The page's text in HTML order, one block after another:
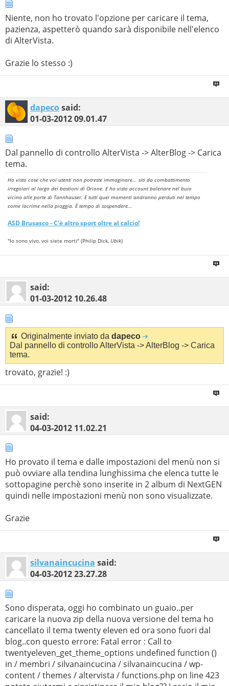
Niente, non ho trovato l'opzione per caricare il tema,
pazienza, aspetterò quando sarà disponibile nell'elenco
di AlterVista.
Grazie lo stesso :)
dapecosaid:
01-03-201209.01.47
Dal pannello di controllo AlterVista -> AlterBlog -> Carica
tema.
Ho visto cose che voi utenti non potreste immaginare... siti da combattimento
irregolari al largo dei bastioni di Orione. E ho visto account balenare nel buio
vicino alle porte di Tannhauser. E tutti quei momenti andranno perduti nel tempo
come lacrime nella pioggia. È tempo di sospendere...
ASD Brusasco- C'è altro sport oltre al calcio!
"Io sono vivo, voi siete morti" (Philip Dick, Ubik)
said:
01-03-2012 10.26.48
Originalmente inviato da dapeco
Dal pannello di controllo AlterVista -> AlterBlog -> Carica
tema.
trovato, grazie! :)
said:
04-03-2012 11.02.21
Ho provato il tema e dalle impostazioni del menù non si
può ovviare alla tendina lunghissima che elenca tutte le
sottopagine perchè sono inserite in 2 album di NextGEN
quindi nelle impostazioni menù non sono visualizzate.
Grazie
silvanaincucina said:
04-03-201223.27.28
Sono disperata, oggi ho combinato un guaio..per
caricare la nuova zip della nuova versione del tema ho
cancellato il tema twenty eleven ed ora sono fuori dal
blog..con questo errore: Fatal error : Call to
twentyeleven_get_theme_options undefined function ()
in / membri / silvanaincucina / silvanaincucina / wp-
content / themes / altervista / functions.php on line 423